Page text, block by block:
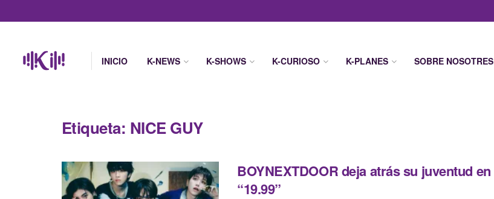
INICIO K-NEWS K-SHOWS K-CURIOSO K-PLANES SOBRE NOSOTRES
Etiqueta: NICE GUY
BOYNEXTDOOR deja atrás su juventud en
“19.99”